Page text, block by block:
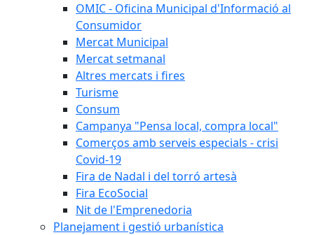
OMIC - Oficina Municipal d'Informació al
Consumidor
Mercat Municipal
Mercat setmanal
Altres mercats i fires
Turisme
Consum
Campanya "Pensa local, compra local"
Comerços amb serveis especials - crisi
Covid-19
Fira de Nadal i del torró artesà
Fira EcoSocial
Nit de l'Emprenedoria
Planejament i gestió urbanística